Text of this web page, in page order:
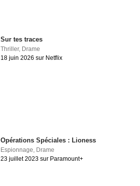
Sur tes traces
Thriller, Drame
18 juin 2026 sur Netflix
Opérations Spéciales : Lioness
Espionnage Drame
23 juillet 2023 sur Paramount+